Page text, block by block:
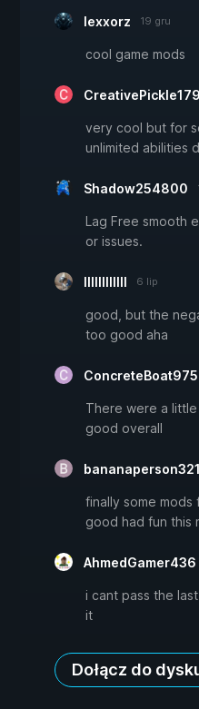
lexxorz 19 gru
cool game mods
very cool but for
unlimited abilities
Shadow254800
Lag Free smooth
or issues.
lIIlllIllIIl 6 lip
good, but the
too good aha
ConcreteBoat975
There were a
good overall
bananaperson321
finally some mods
good had fun this
AhmedGamer436
i cant pass the
it
Dołącz do